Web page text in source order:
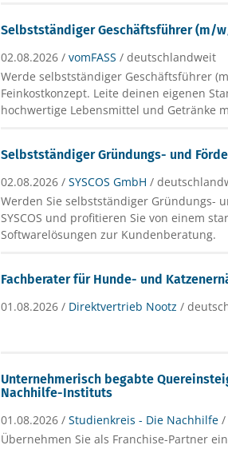
Selbstständiger Geschäftsführer (m/
02.08.2026 /vomFASS / deutschlandweit
Werde selbstständiger Geschäftsführer
Feinkostkonzept. Leite deinen eigenen
hochwertige Lebensmittel und Getränke
Selbstständiger Gründungs- und
02.08.2026 /SYSCOS GmbH /
Werden Sie selbstständiger Gründungs-
SYSCOS und profitieren Sie von einem
Softwarelösungen zur Kundenberatung.
Fachberater für Hunde- und
01.08.2026 / Direktvertrieb Nootz /
Unternehmerisch begabte
Nachhilfe-Instituts
01.08.2026 /Studienkreis - Die Nachhilfe /
Übernehmen Sie als Franchise-Partner